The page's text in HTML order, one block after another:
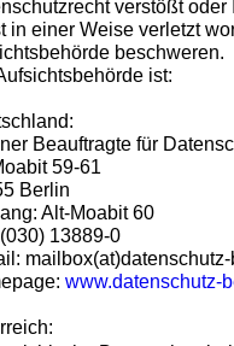
verstößt
in einer Weise verletzt
beschweren.
ist:
Beauftragte für
59-61
Berlin
Alt-Moabit 60
13889-0
www.datenschutz-